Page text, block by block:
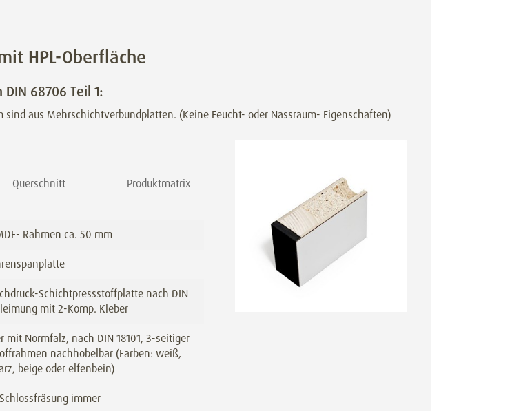
HPL-Oberfläche
68706 Teil 1:
sind aus Mehrschichtverbundplatten. (Keine Feucht- oder Nassraum- Eigenschaften)
Querschnitt Produktmatrix
Rahmen ca. 50 mm
Schichtpressstoffplatte nach DIN
mit 2-Komp. Kleber
mit Normfalz, nach DIN 18101, 3-seitiger
nachhobelbar (Farben: weiß,
beige oder elfenbein)
immer